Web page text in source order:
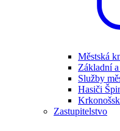
Městská
Základní
Služby
Hasiči
Zastupitelstvo